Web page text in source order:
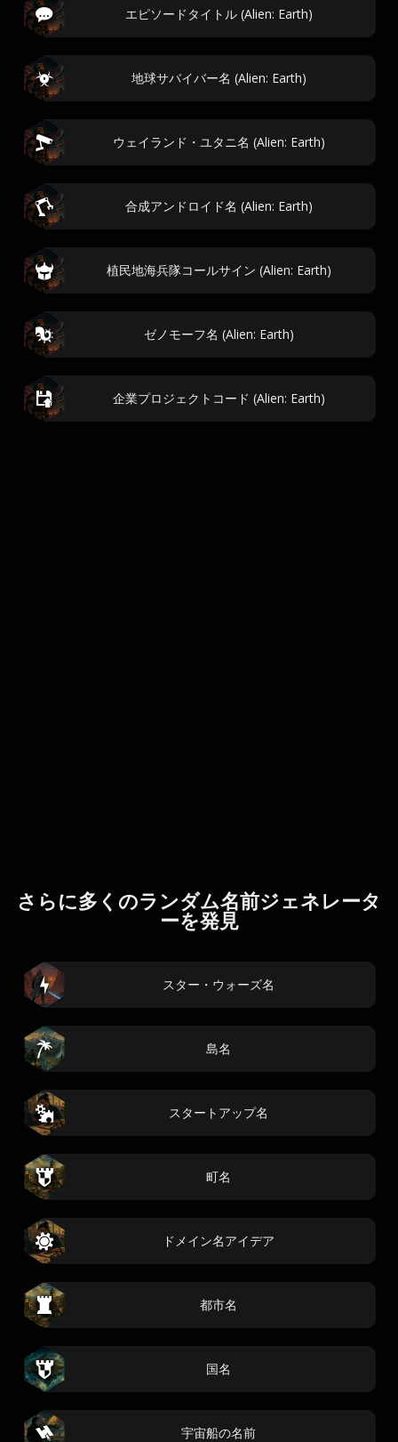
エピソードタイトル (Alien: Earth)
地球サバイバー名 (Alien: Earth)
ウェイランド・ユタニ名 (Alien: Earth)
合成アンドロイド名 (Alien: Earth)
植民地海兵隊コールサイン (Alien: Earth)
ゼノモーフ名 (Alien: Earth)
企業プロジェクトコード (Alien: Earth)
さらに多くのランダム名前ジェネレータ
ーを発見
スター・ウォーズ名
島名
スタートアップ名
町名
ドメイン名アイデア
都市名
国名
宇宙船の名前